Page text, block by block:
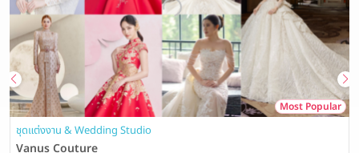
Most Popular
ชุดแต่งงาน & Wedding Studio
Vanus Couture